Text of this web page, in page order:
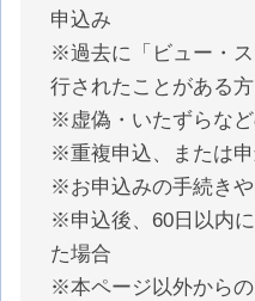
申込み
※過去に「ビュー・
行されたことがある方
※虚偽・いたずらな
※重複申込、または
※お申込みの手続き
※申込後、60日以内
た場合
※本ページ以外から